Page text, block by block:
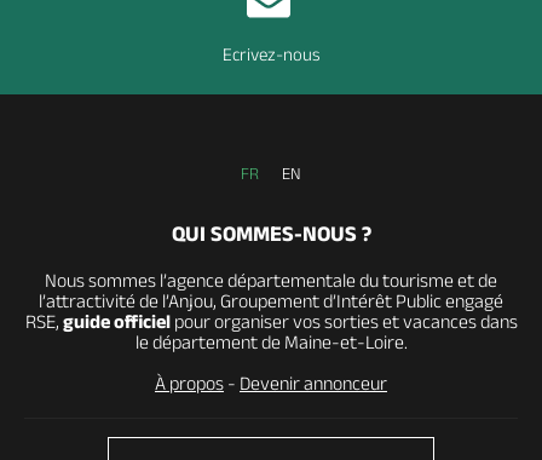
Ecrivez-nous
FR EN
QUI SOMMES-NOUS ?
Nous sommes l’agence départementale du tourisme et de
l’attractivité de l’Anjou, Groupement d’Intérêt Public engagé
RSE, guide officielpour organiser vos sorties et vacances dans
le département de Maine-et-Loire.
À propos - Devenir annonceur